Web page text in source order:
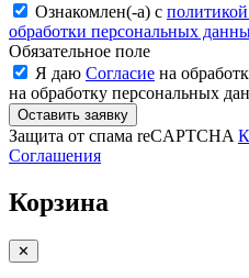
Ознакомлен(-a) с
обработки персональных
Обязательное поле
Я даю Согласие на
на обработку персональных
Оставить заявку
Защита от спама reCAPTCHA
Соглашения
Корзина
✕